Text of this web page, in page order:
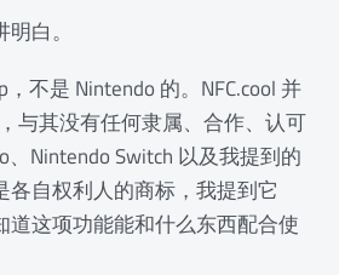
白。
不是 Nintendo 的。NFC.cool 并
与其没有任何隶属、合作、认可
Nintendo Switch 以及我提到的
各自权利人的商标，我提到它
道这项功能能和什么东西配合使